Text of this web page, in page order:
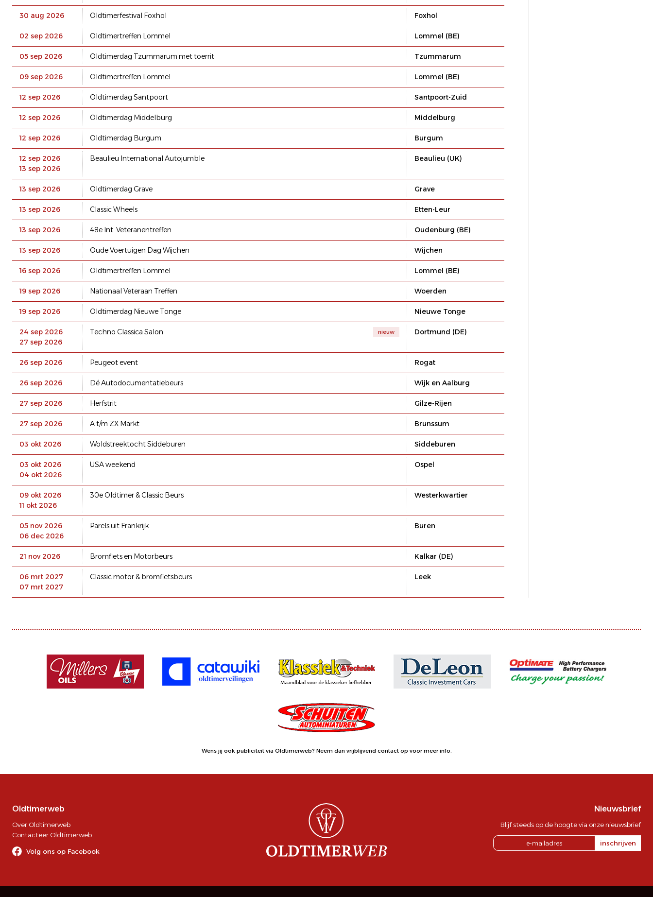
30 aug 2026 Oldtimerfestival Foxhol Foxhol
02 sep 2026 Oldtimertreffen Lommel Lommel (BE)
05 sep 2026 Oldtimerdag Tzummarum met toerrit Tzummarum
09 sep 2026 Oldtimertreffen Lommel Lommel (BE)
12 sep 2026 Oldtimerdag Santpoort Santpoort-Zuid
12 sep 2026 Oldtimerdag Middelburg Middelburg
12 sep 2026 Oldtimerdag Burgum Burgum
12 sep 2026
13 sep 2026
Beaulieu International Autojumble Beaulieu (UK)
13 sep 2026 Oldtimerdag Grave Grave
13 sep 2026 Classic Wheels Etten-Leur
13 sep 2026 48e Int. Veteranentreffen Oudenburg (BE)
13 sep 2026 Oude Voertuigen Dag Wijchen Wijchen
16 sep 2026 Oldtimertreffen Lommel Lommel (BE)
19 sep 2026 Nationaal Veteraan Treffen Woerden
19 sep 2026 Oldtimerdag Nieuwe Tonge Nieuwe Tonge
24 sep 2026
27 sep 2026
Techno Classica Salon nieuw Dortmund (DE)
26 sep 2026 Peugeot event Rogat
26 sep 2026 Dé Autodocumentatiebeurs Wijk en Aalburg
27 sep 2026 Herfstrit Gilze-Rijen
27 sep 2026 A t/m ZX Markt Brunssum
03 okt 2026 Woldstreektocht Siddeburen Siddeburen
03 okt 2026
04 okt 2026
USA weekend Ospel
09 okt 2026
11 okt 2026
30e Oldtimer & Classic Beurs Westerkwartier
05 nov 2026
06 dec 2026
Parels uit Frankrijk Buren
21 nov 2026 Bromfiets en Motorbeurs Kalkar (DE)
06 mrt 2027
07 mrt 2027
Classic motor & bromfietsbeurs Leek
Wens jij ook publiciteit via Oldtimerweb? Neem dan vrijblijvend contact op voor meer info.
Oldtimerweb
Over Oldtimerweb
Contacteer Oldtimerweb
Volg ons op Facebook
Nieuwsbrief
Blijf steeds op de hoogte via onze nieuwsbrief
inschrijven